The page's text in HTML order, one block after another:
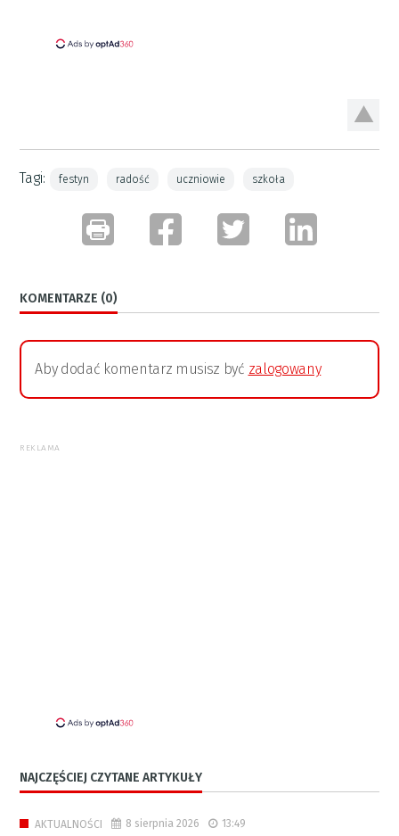
Tagi: festyn radość uczniowie szkoła
KOMENTARZE (0)
Aby dodać komentarz musisz być zalogowany
REKLAMA
NAJCZĘŚCIEJ CZYTANE ARTYKUŁY
AKTUALNOŚCI 8 sierpnia 2026 13:49